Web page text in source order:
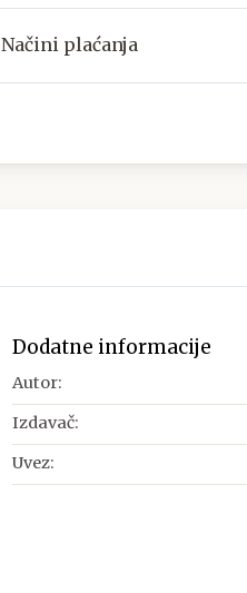
Načini plaćanja
Dodatne informacije
Autor:
Izdavač:
Uvez: